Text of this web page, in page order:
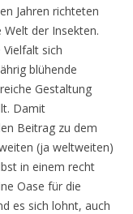
Jahren richteten
der Insekten.
sich
blühende
Gestaltung
Damit
Beitrag zu dem
(ja weltweiten)
in einem recht
Oase für die
es sich lohnt, auch